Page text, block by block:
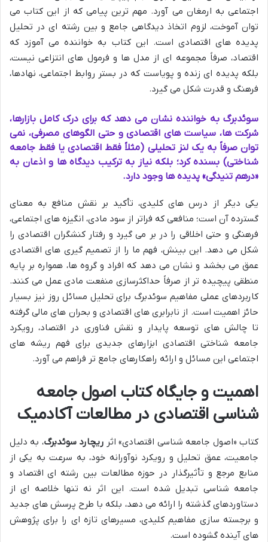
اجتماعی به ارمغان می آورد. مهم ترین پیامی که از این کتاب می
توان آموخت، لزوم اتخاذ دیدگاهی جامع و بین رشته ای در تحلیل
پدیده های اقتصادی است. این کتاب به خواننده می آموزد که
اقتصاد، صرفاً مجموعه ای از مدل ها و فرمول های انتزاعی نیست،
بلکه پدیده ای زنده و پویاست که در بستر روابط اجتماعی، نهادها،
فرهنگ و قدرت شکل می گیرد.
سوئدبرگ به خواننده نشان می دهد که برای درک کامل بازارها،
شرکت ها، سیاست های اقتصادی و حتی الگوهای مصرفی، نمی
توان صرفاً به یک لنز تحلیلی (مثلاً فقط اقتصادی یا فقط جامعه
شناختی) بسنده کرد؛ بلکه نیاز به ترکیب دیدگاه ها و اذعان به
«درهم تنیدگی» پدیده ها وجود دارد.
یکی دیگر از درس های کلیدی، تأکید بر نقش منافع به معنای
گسترده آن است؛ منافعی که فراتر از سود مادی، انگیزه های اجتماعی،
فرهنگی و حتی اخلاقی را در بر می گیرد و رفتار کنشگران اقتصادی را
شکل می دهد. این بینش، فهم ما را از تصمیم گیری های اقتصادی
عمق می بخشد و نشان می دهد که افراد و گروه ها، همواره بر پایه
منطقی پیچیده تر از صرفاً حداکثرسازی منفعت مادی عمل می کنند.
کاربردهای عملی مفاهیم سوئدبرگ برای تحلیل مسائل روز نیز بسیار
حائز اهمیت است. از نابرابری های اقتصادی و بحران های مالی گرفته
تا چالش های توسعه پایدار و نقش فناوری در اقتصاد، رویکرد
جامعه شناختی اقتصادی ابزارهای جدیدی برای فهم ریشه های
اجتماعی این مسائل و ارائه راهکارهای جامع تر فراهم می آورد.
اهمیت و جایگاه کتاب اصول جامعه
شناسی اقتصادی در مطالعات آکادمیک
کتاب «اصول جامعه شناسی اقتصادی» اثر ریچارد سوئدبرگ، به دلیل
جامعیت، عمق تحلیل و رویکرد نوآورانه خود، به سرعت به یکی از
منابع مرجع و تأثیرگذار در حوزه مطالعات بین رشته ای اقتصاد و
جامعه شناسی تبدیل شده است. این اثر نه تنها خلاصه ای از
دستاوردهای گذشته را ارائه می دهد، بلکه با طرح پرسش های جدید
و برجسته سازی مفاهیم کلیدی، مسیرهای تازه ای را برای پژوهش
های آینده گشوده است.